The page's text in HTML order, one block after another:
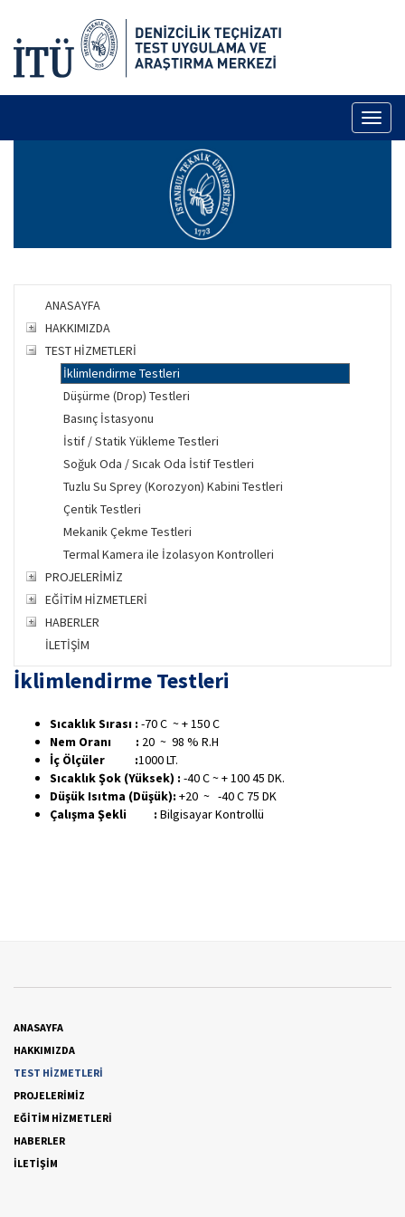
ANASAYFA
HAKKIMIZDA
TEST HİZMETLERİ
İklimlendirme Testleri
Düşürme (Drop) Testleri
Basınç İstasyonu
İstif / Statik Yükleme Testleri
Soğuk Oda / Sıcak Oda İstif Testleri
Tuzlu Su Sprey (Korozyon) Kabini Testleri
Çentik Testleri
Mekanik Çekme Testleri
Termal Kamera ile İzolasyon Kontrolleri
PROJELERİMİZ
EĞİTİM HİZMETLERİ
HABERLER
İLETİŞİM
İklimlendirme Testleri
Sıcaklık Sırası : -70 C ~ + 150 C
Nem Oranı : 20 ~ 98 % R.H
İç Ölçüler :1000 LT.
Sıcaklık Şok (Yüksek) : -40 C ~ + 100 45 DK.
Düşük Isıtma (Düşük): +20 ~ -40 C 75 DK
Çalışma Şekli : Bilgisayar Kontrollü
ANASAYFA
HAKKIMIZDA
TEST HİZMETLERİ
PROJELERİMİZ
EĞİTİM HİZMETLERİ
HABERLER
İLETİŞİM